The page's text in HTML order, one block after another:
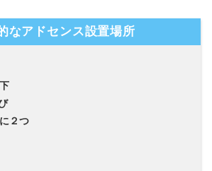
なアドセンス設置場所
２つ